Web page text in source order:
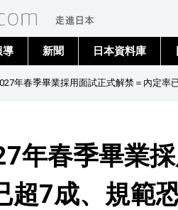
導 新聞 日本資料庫
年春季畢業採用面試正式解禁＝內定率
年春季畢業
超7成、規範